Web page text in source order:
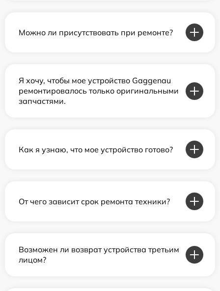
Можно ли присутствовать при ремонте?
Я хочу, чтобы мое устройство Gaggenau
ремонтировалось только оригинальными
запчастями.
Как я узнаю, что мое устройство готово?
От чего зависит срок ремонта техники?
Возможен ли возврат устройства третьим
лицом?